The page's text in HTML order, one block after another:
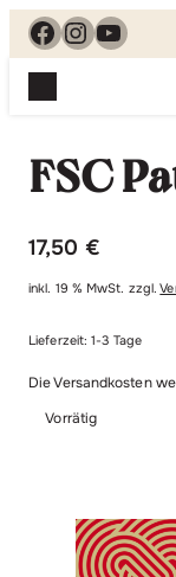
Facebook
Instagram
Spielkarten
Klassische
Lernspiele
Service
Anfrage
Shop
Shopübersicht
Alle Produkte
Kontakt
Suchen,
nach:
FSC
17,50 €
inkl. 19 % MwSt. zzgl.
Lieferzeit:1-3 Tage
Die Versandkosten
Vorrätig